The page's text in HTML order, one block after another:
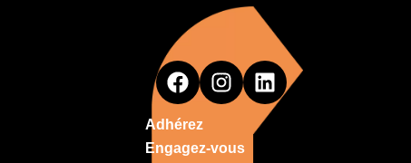
Adhérez
Engagez-vous